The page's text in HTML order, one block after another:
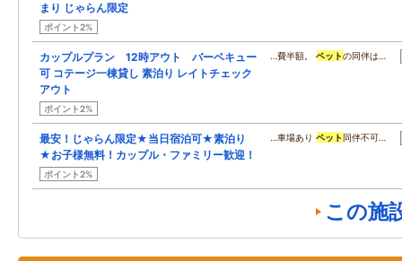
まり じゃらん限定
ポイント2%
カップルプラン 12時アウト バーベキュー
可 コテージ一棟貸し 素泊り レイトチェック
アウト
ポイント2%
…費半額。ペットの同伴は…
最安！じゃらん限定★当日宿泊可★素泊り
★お子様無料！カップル・ファミリー歓迎！
ポイント2%
…車場ありペット 同伴不可…
この施